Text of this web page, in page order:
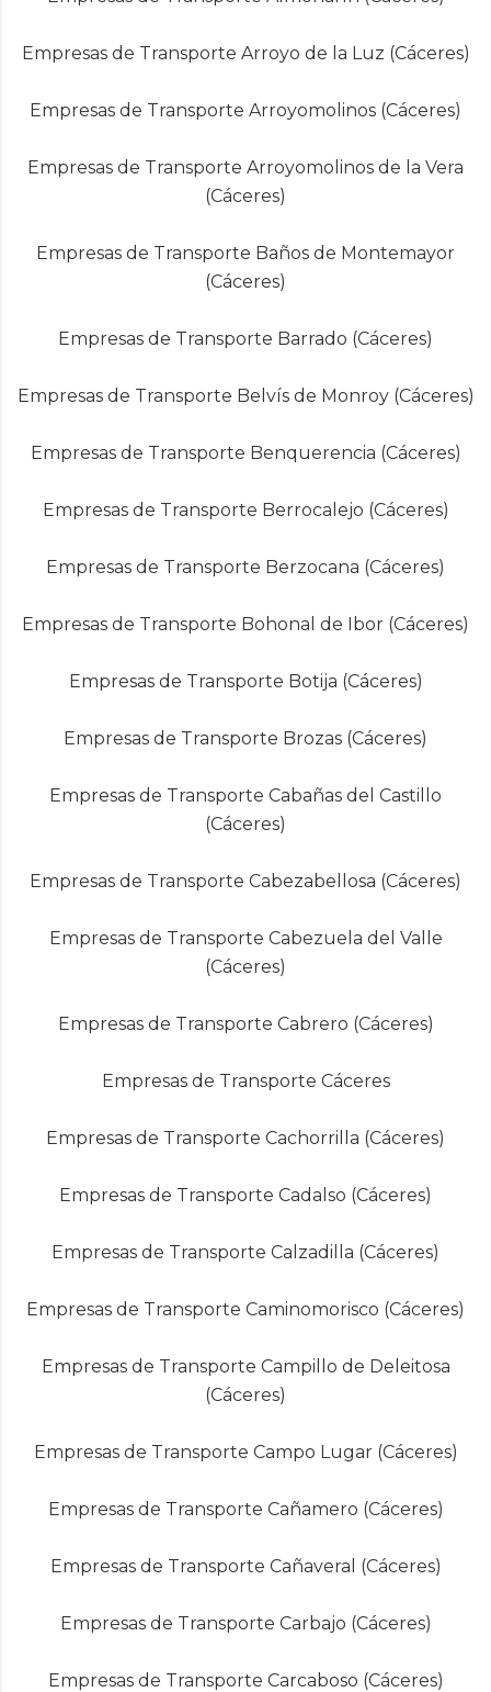
Empresas de Transporte Arroyo de la Luz (Cáceres)
Empresas de Transporte Arroyomolinos (Cáceres)
Empresas de Transporte Arroyomolinos de la Vera
(Cáceres)
Empresas de Transporte Baños de Montemayor
(Cáceres)
Empresas de Transporte Barrado (Cáceres)
Empresas de Transporte Belvís de Monroy (Cáceres)
Empresas de Transporte Benquerencia (Cáceres)
Empresas de Transporte Berrocalejo (Cáceres)
Empresas de Transporte Berzocana (Cáceres)
Empresas de Transporte Bohonal de Ibor (Cáceres)
Empresas de Transporte Botija (Cáceres)
Empresas de Transporte Brozas (Cáceres)
Empresas de Transporte Cabañas del Castillo
(Cáceres)
Empresas de Transporte Cabezabellosa (Cáceres)
Empresas de Transporte Cabezuela del Valle
(Cáceres)
Empresas de Transporte Cabrero (Cáceres)
Empresas de Transporte Cáceres
Empresas de Transporte Cachorrilla (Cáceres)
Empresas de Transporte Cadalso (Cáceres)
Empresas de Transporte Calzadilla (Cáceres)
Empresas de Transporte Caminomorisco (Cáceres)
Empresas de Transporte Campillo de Deleitosa
(Cáceres)
Empresas de Transporte Campo Lugar (Cáceres)
Empresas de Transporte Cañamero (Cáceres)
Empresas de Transporte Cañaveral (Cáceres)
Empresas de Transporte Carbajo (Cáceres)
Empresas de Transporte Carcaboso (Cáceres)